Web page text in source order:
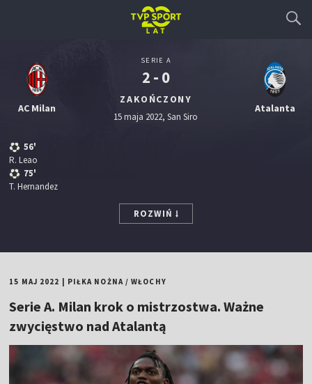
AC Milan
56'
R. Leao
75'
T. Hernandez
SERIE A
2 - 0
ZAKOŃCZONY
15 maja 2022, San Siro
Atalanta
ROZWIŃ
15 MAJ 2022 PIŁKA NOŻNA/WŁOCHY
Serie A. Milan krok o mistrzostwa. Ważne
zwycięstwo nad Atalantą